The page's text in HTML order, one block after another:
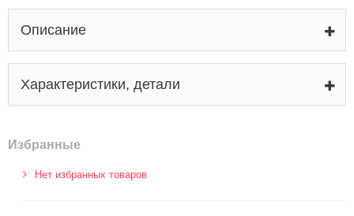
Описание
Характеристики, детали
Избранные
Нет избранных товаров